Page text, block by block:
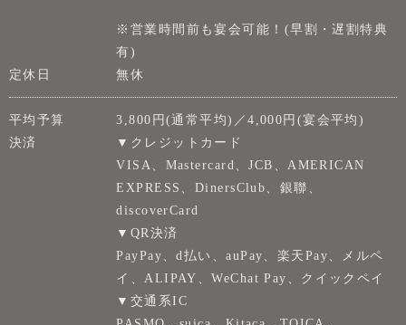
※営業時間前も宴会可能！(早割・遅割特典
有)
定休日
無休
平均予算
3,800円(通常平均)／4,000円(宴会平均)
決済
▼クレジットカード
VISA、Mastercard、JCB、AMERICAN
EXPRESS、DinersClub、銀聯、
discoverCard
▼QR決済
PayPay、d払い、auPay、楽天Pay、メルペ
イ、ALIPAY、WeChat Pay、クイックペイ
▼交通系IC